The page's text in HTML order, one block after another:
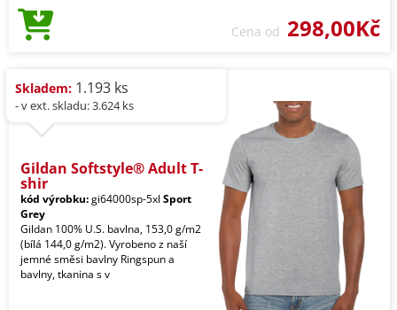
Cena od 298,00Kč
Skladem: 1.193 ks
- v ext. skladu: 3.624 ks
Gildan Softstyle® Adult T-
shir
kód výrobku:gi64000sp-5xl Sport
Grey
Gildan 100% U.S. bavlna, 153,0 g/m2
(bílá 144,0 g/m2). Vyrobeno z naší
jemné směsi bavlny Ringspun a
bavlny, tkanina s v